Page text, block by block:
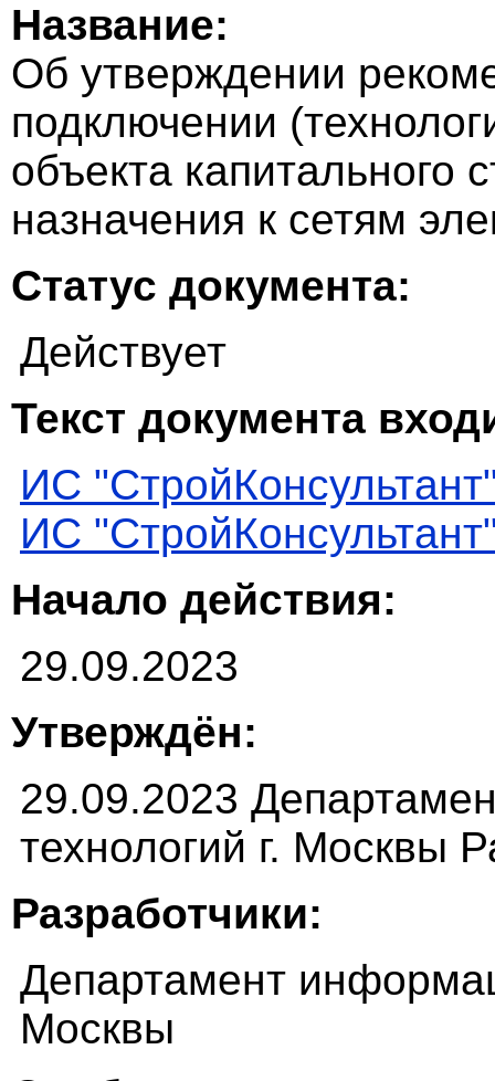
Название:
Об утверждении
подключении
объекта капитального
назначения к сетям
Статус документа:
Действует
Текст документа
ИС
ИС
Начало действия:
29.09.2023
Утверждён:
29.09.2023
технологий г. Москвы
Разработчики:
Департамент
Москвы